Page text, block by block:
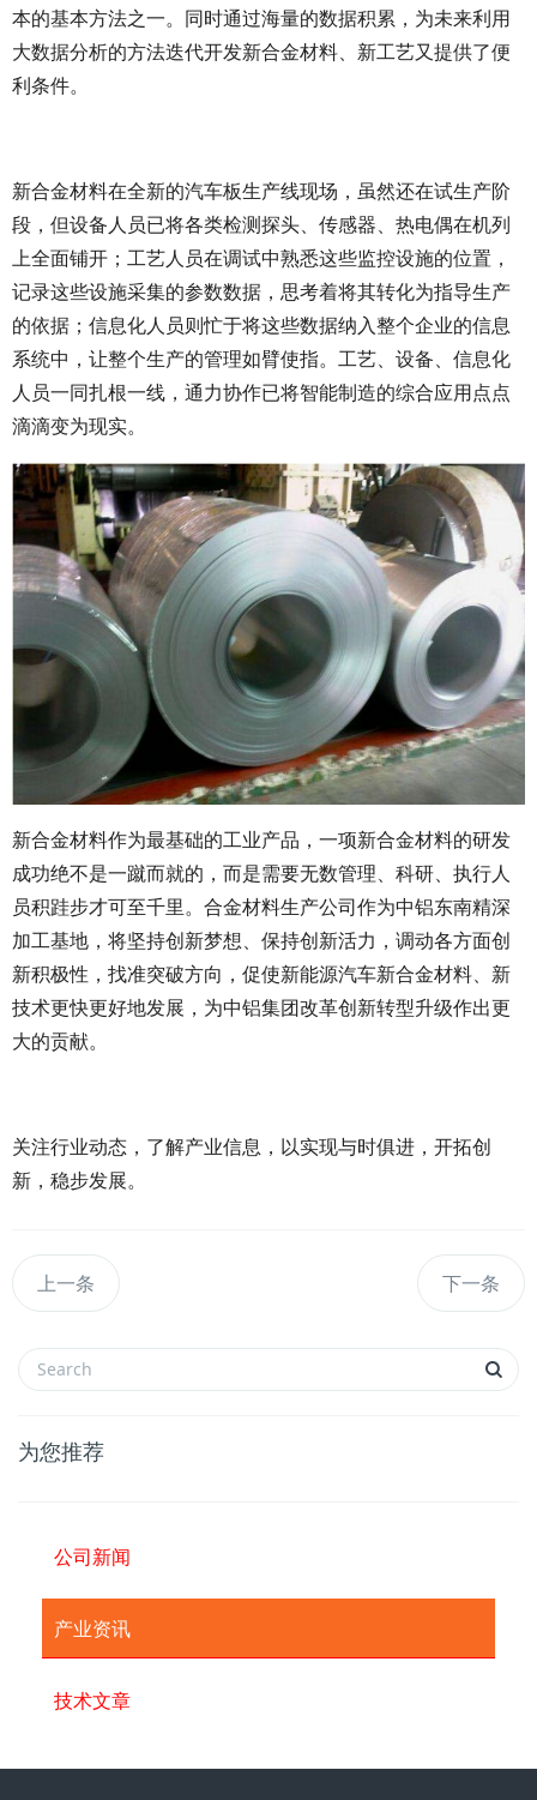
本的基本方法之一。同时通过海量的数据积累，为未来利用
大数据分析的方法迭代开发新合金材料、新工艺又提供了便
利条件。
新合金材料在全新的汽车板生产线现场，虽然还在试生产阶
段，但设备人员已将各类检测探头、传感器、热电偶在机列
上全面铺开；工艺人员在调试中熟悉这些监控设施的位置，
记录这些设施采集的参数数据，思考着将其转化为指导生产
的依据；信息化人员则忙于将这些数据纳入整个企业的信息
系统中，让整个生产的管理如臂使指。工艺、设备、信息化
人员一同扎根一线，通力协作已将智能制造的综合应用点点
滴滴变为现实。
新合金材料作为最基础的工业产品，一项新合金材料的研发
成功绝不是一蹴而就的，而是需要无数管理、科研、执行人
员积跬步才可至千里。合金材料生产公司作为中铝东南精深
加工基地，将坚持创新梦想、保持创新活力，调动各方面创
新积极性，找准突破方向，促使新能源汽车新合金材料、新
技术更快更好地发展，为中铝集团改革创新转型升级作出更
大的贡献。
关注行业动态，了解产业信息，以实现与时俱进，开拓创
新，稳步发展。
上一条 下一条
为您推荐
公司新闻
产业资讯
技术文章